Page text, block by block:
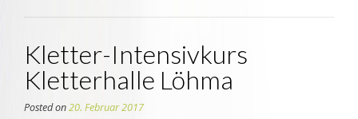
Kletter-Intensivkurs
Kletterhalle Löhma
Posted on20. Februar 2017